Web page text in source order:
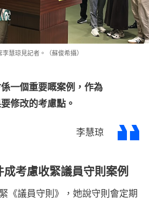
慧琼見記者。（蘇俊希攝）
一個重要嘅案例，作為
修改的考慮點。
李慧琼
考慮收緊議員守則案例
《議員守則》，她說守則會定期